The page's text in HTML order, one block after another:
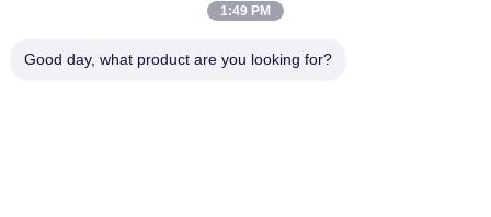
Catégories populaires
1:49 PM
Good day, what product are you looking for?